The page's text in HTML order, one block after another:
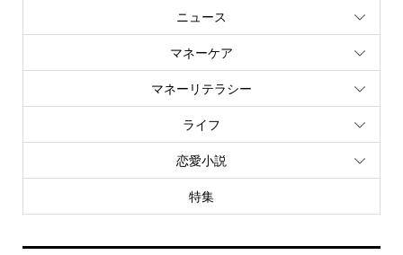
ニュース
マネーケア
マネーリテラシー
ライフ
恋愛小説
特集